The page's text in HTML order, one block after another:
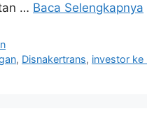
… Baca Selengkapnya
, Disnakertrans, investor ke